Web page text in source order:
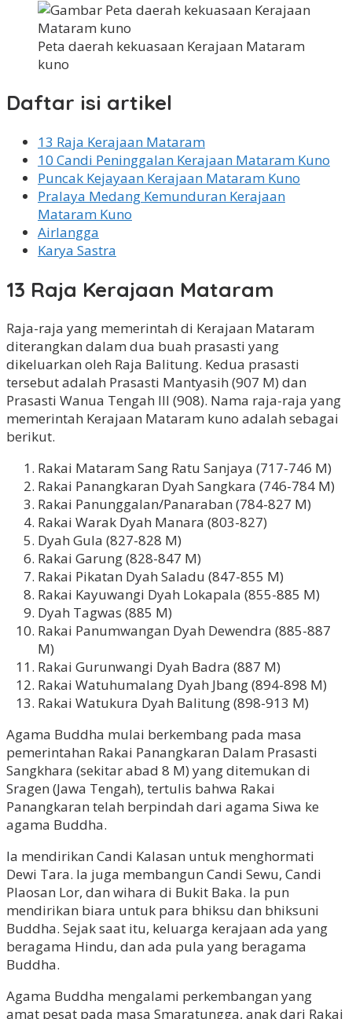
Peta daerah kekuasaan Kerajaan Mataram
kuno
Daftar isi artikel
13 Raja Kerajaan Mataram
10 Candi Peninggalan Kerajaan Mataram Kuno
Puncak Kejayaan Kerajaan Mataram Kuno
Pralaya Medang Kemunduran Kerajaan
Mataram Kuno
Airlangga
Karya Sastra
13 Raja Kerajaan Mataram
Raja-raja yang memerintah di Kerajaan Mataram
diterangkan dalam dua buah prasasti yang
dikeluarkan oleh Raja Balitung. Kedua prasasti
tersebut adalah Prasasti Mantyasih (907 M) dan
Prasasti Wanua Tengah III (908). Nama raja-raja yang
memerintah Kerajaan Mataram kuno adalah sebagai
berikut.
Rakai Mataram Sang Ratu Sanjaya (717-746 M)
Rakai Panangkaran Dyah Sangkara (746-784 M)
Rakai Panunggalan/Panaraban (784-827 M)
Rakai Warak Dyah Manara (803-827)
Dyah Gula (827-828 M)
Rakai Garung (828-847 M)
Rakai Pikatan Dyah Saladu (847-855 M)
Rakai Kayuwangi Dyah Lokapala (855-885 M)
Dyah Tagwas (885 M)
Rakai Panumwangan Dyah Dewendra (885-887
M)
Rakai Gurunwangi Dyah Badra (887 M)
Rakai Watuhumalang Dyah Jbang (894-898 M)
Rakai Watukura Dyah Balitung (898-913 M)
Agama Buddha mulai berkembang pada masa
pemerintahan Rakai Panangkaran Dalam Prasasti
Sangkhara (sekitar abad 8 M) yang ditemukan di
Sragen (Jawa Tengah), tertulis bahwa Rakai
Panangkaran telah berpindah dari agama Siwa ke
agama Buddha.
Ia mendirikan Candi Kalasan untuk menghormati
Dewi Tara. Ia juga membangun Candi Sewu, Candi
Plaosan Lor, dan wihara di Bukit Baka. Ia pun
mendirikan biara untuk para bhiksu dan bhiksuni
Buddha. Sejak saat itu, keluarga kerajaan ada yang
beragama Hindu, dan ada pula yang beragama
Buddha.
Agama Buddha mengalami perkembangan yang
amat pesat pada masa Smaratungga, anak dari Rakai